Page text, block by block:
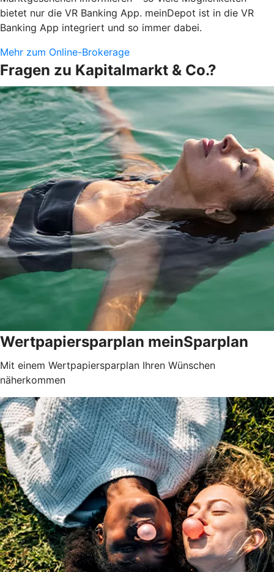
bietet nur die VR Banking App. meinDepot ist in die VR
Banking App integriert und so immer dabei.
Mehr zum Online-Brokerage
Fragen zu Kapitalmarkt & Co.?
Wertpapiersparplan meinSparplan
Mit einem Wertpapiersparplan Ihren Wünschen
näherkommen